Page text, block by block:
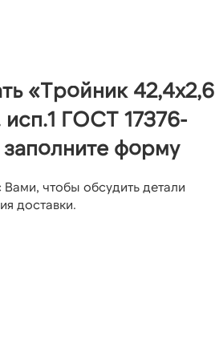
«Тройник 42,4х2,6
ГОСТ 17376-
заполните форму
чтобы обсудить детали
доставки.